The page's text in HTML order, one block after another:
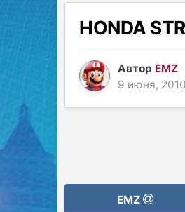
HONDA
Автор EMZ
9 июня, 2010
EMZ